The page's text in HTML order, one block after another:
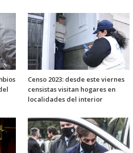
Censo 2023: desde este viernes
censistas visitan hogares en
localidades del interior